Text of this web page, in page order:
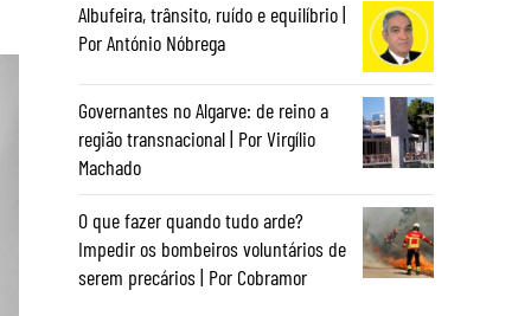
Albufeira, trânsito, ruído e equilíbrio |
Por António Nóbrega
Governantes no Algarve: de reino a
região transnacional | Por Virgílio
Machado
O que fazer quando tudo arde?
Impedir os bombeiros voluntários de
serem precários | Por Cobramor